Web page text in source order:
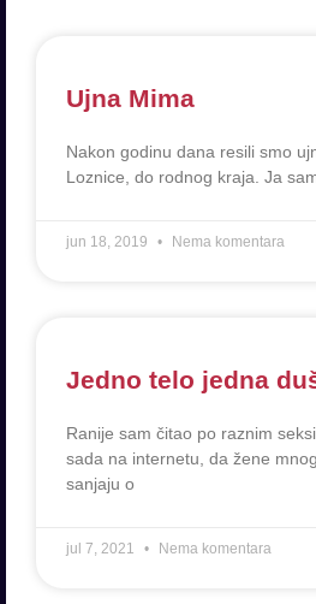
Ujna Mima
Nakon godinu dana resili smo
Loznice, do rodnog kraja. Ja
jun 18, 2019 Nema komentara
Jedno telo jedna
Ranije sam čitao po raznim
sada na internetu, da žene
sanjaju o
jul 7, 2021 Nema komentara